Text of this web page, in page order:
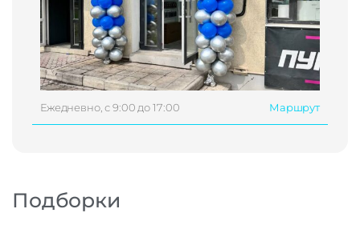
Ежедневно, с 9:00 до 17:00 Маршрут
Подборки